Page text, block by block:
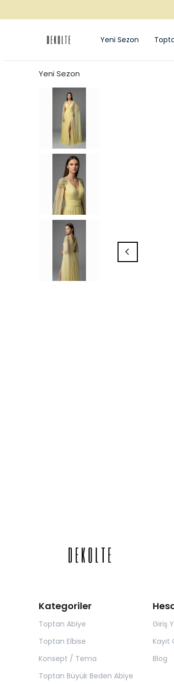
Yeni Sezon
Yeni Sezon
Kategoriler
Toptan Abiye
Toptan Elbise
Konsept / Tema
Toptan Büyük Beden Abiye
Giriş
Kayıt
Blog